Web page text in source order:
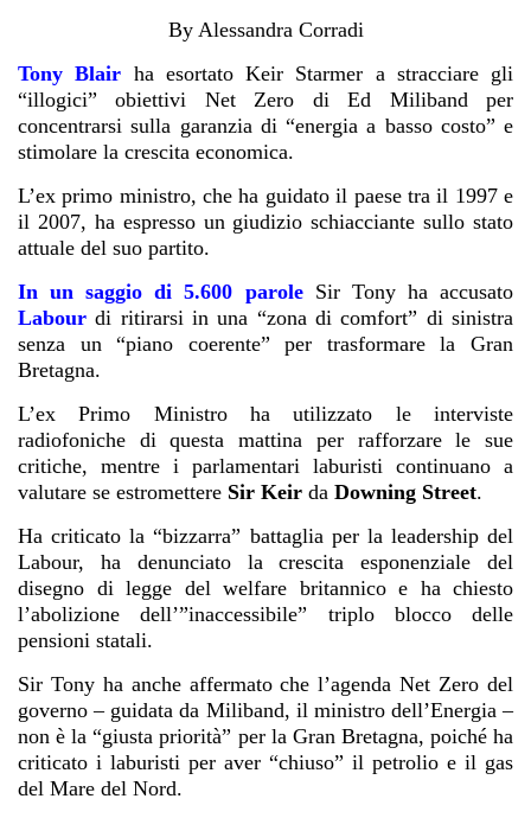
By Alessandra Corradi
Tony Blair ha esortato Keir Starmer a stracciare gli
“illogici” obiettivi Net Zero di Ed Miliband per
concentrarsi sulla garanzia di “energia a basso costo” e
stimolare la crescita economica.
L’ex primo ministro, che ha guidato il paese tra il 1997 e
il 2007, ha espresso un giudizio schiacciante sullo stato
attuale del suo partito.
In un saggio di 5.600 parole Sir Tony ha accusato
Labour di ritirarsi in una “zona di comfort” di sinistra
senza un “piano coerente” per trasformare la Gran
Bretagna.
L’ex Primo Ministro ha utilizzato le interviste
radiofoniche di questa mattina per rafforzare le sue
critiche, mentre i parlamentari laburisti continuano a
valutare se estromettere Sir Keir da Downing Street.
Ha criticato la “bizzarra” battaglia per la leadership del
Labour, ha denunciato la crescita esponenziale del
disegno di legge del welfare britannico e ha chiesto
l’abolizione dell’”inaccessibile” triplo blocco delle
pensioni statali.
Sir Tony ha anche affermato che l’agenda Net Zero del
governo – guidata da Miliband, il ministro dell’Energia –
non è la “giusta priorità” per la Gran Bretagna, poiché ha
criticato i laburisti per aver “chiuso” il petrolio e il gas
del Mare del Nord.